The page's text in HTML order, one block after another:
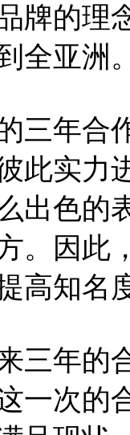
牌的理
全亚洲
三年合
此实力
出色的
。因此
高知名
三年的
一次的